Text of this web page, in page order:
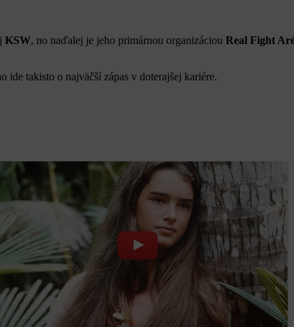
KSW, no naďalej je jeho primárnou organizáciou Real Fight
ide takisto o najväčší zápas v doterajšej kariére.